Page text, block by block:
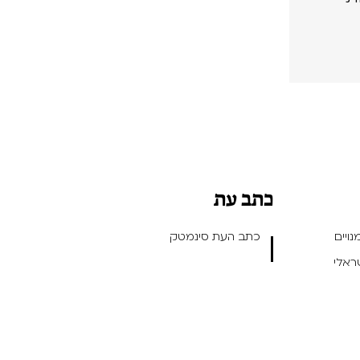
כתב עת
כתב העת סינמטק